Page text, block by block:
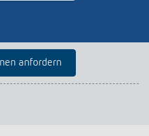
anfordern